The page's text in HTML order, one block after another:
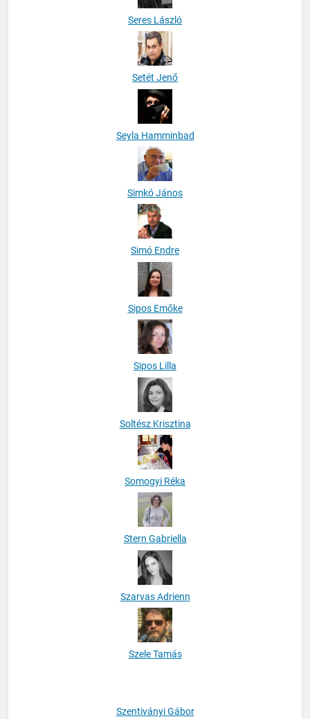
Seres László
Setét Jenő
Seyla Hamminbad
Simkó János
Simó Endre
Sipos Emőke
Sipos Lilla
Soltész Krisztina
Somogyi Réka
Stern Gabriella
Szarvas Adrienn